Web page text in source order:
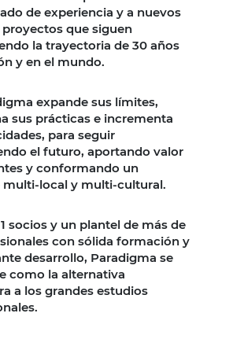
de experiencia y a nuevos
que siguen
la trayectoria de 30 años
y en el mundo.
expande sus límites,
sus prácticas e incrementa
para seguir
el futuro, aportando valor
y conformando un
multi-local y multi-cultural.
socios y un plantel de más de
con sólida formación y
desarrollo, Paradigma se
como la alternativa
a los grandes estudios